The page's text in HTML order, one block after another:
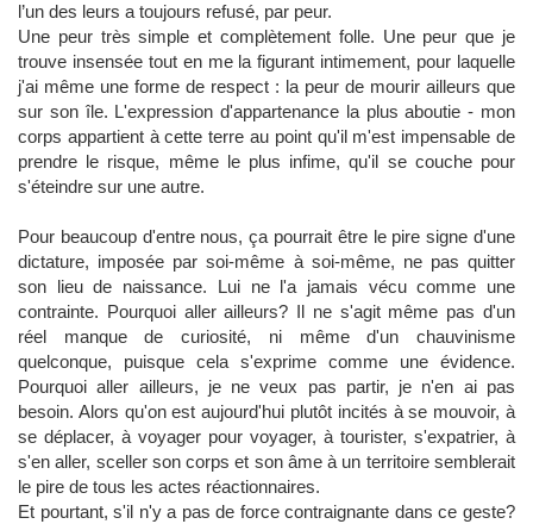
l’un des leurs a toujours refusé, par peur.
Une peur très simple et complètement folle. Une peur que je
trouve insensée tout en me la figurant intimement, pour laquelle
j'ai même une forme de respect : la peur de mourir ailleurs que
sur son île. L'expression d'appartenance la plus aboutie - mon
corps appartient à cette terre au point qu'il m'est impensable de
prendre le risque, même le plus infime, qu'il se couche pour
s'éteindre sur une autre.
Pour beaucoup d'entre nous, ça pourrait être le pire signe d'une
dictature, imposée par soi-même à soi-même, ne pas quitter
son lieu de naissance. Lui ne l'a jamais vécu comme une
contrainte. Pourquoi aller ailleurs? Il ne s'agit même pas d'un
réel manque de curiosité, ni même d'un chauvinisme
quelconque, puisque cela s'exprime comme une évidence.
Pourquoi aller ailleurs, je ne veux pas partir, je n'en ai pas
besoin. Alors qu'on est aujourd'hui plutôt incités à se mouvoir, à
se déplacer, à voyager pour voyager, à tourister, s'expatrier, à
s'en aller, sceller son corps et son âme à un territoire semblerait
le pire de tous les actes réactionnaires.
Et pourtant, s'il n'y a pas de force contraignante dans ce geste?